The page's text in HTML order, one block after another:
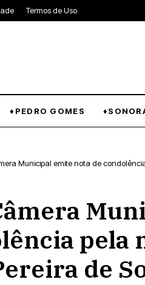
Termos de Uso
♦PEDRO GOMES
pela
de